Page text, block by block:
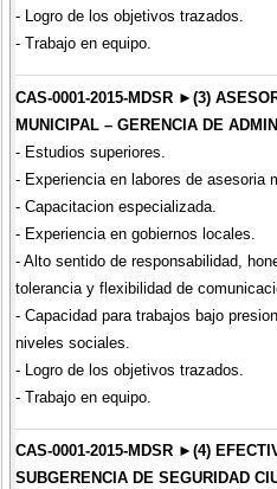
- Logro de los objetivos trazados.
- Trabajo en equipo.
CAS-0001-2015-MDSR ►(3)
MUNICIPAL – GERENCIA DE
- Estudios superiores.
- Experiencia en labores de asesoria
- Capacitacion especializada.
- Experiencia en gobiernos locales.
- Alto sentido de responsabilidad,
tolerancia y flexibilidad de
- Capacidad para trabajos bajo
niveles sociales.
- Logro de los objetivos trazados.
- Trabajo en equipo.
CAS-0001-2015-MDSR ►(4)
SUBGERENCIA DE SEGURIDAD